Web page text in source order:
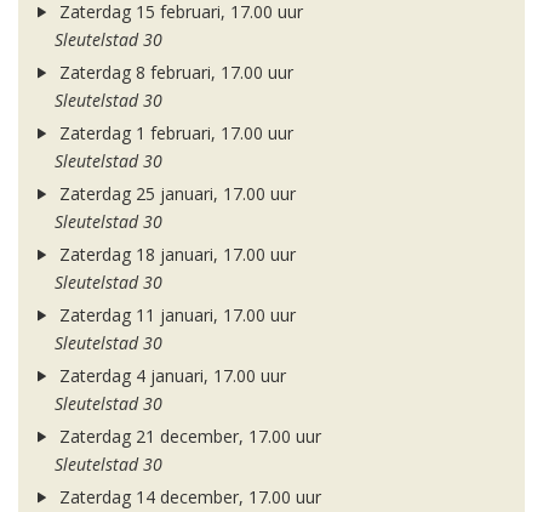
Zaterdag 15 februari, 17.00 uur
Sleutelstad 30
Zaterdag 8 februari, 17.00 uur
Sleutelstad 30
Zaterdag 1 februari, 17.00 uur
Sleutelstad 30
Zaterdag 25 januari, 17.00 uur
Sleutelstad 30
Zaterdag 18 januari, 17.00 uur
Sleutelstad 30
Zaterdag 11 januari, 17.00 uur
Sleutelstad 30
Zaterdag 4 januari, 17.00 uur
Sleutelstad 30
Zaterdag 21 december, 17.00 uur
Sleutelstad 30
Zaterdag 14 december, 17.00 uur